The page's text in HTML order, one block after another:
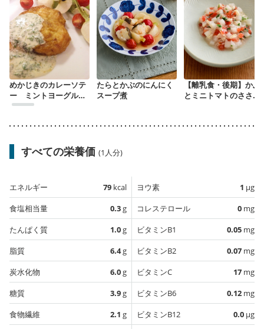
めかじきのカレーソテ
ー ミントヨーグルト
ソース
たらとかぶのにんにく
スープ煮
【離乳食・後期】かぶ
とミニトマトのささ身
すべての栄養価 (1人分)
エネルギー 79 kcal
食塩相当量
0.3g
たんぱく質
1.0g
脂質
6.4g
炭水化物
6.0g
糖質
3.9g
食物繊維
2.1 g
ヨウ素 1 µg
コレステロール
0 mg
ビタミンB1
0.05 mg
ビタミンB2
0.07 mg
ビタミンC
17 mg
ビタミンB6
0.12 mg
ビタミンB12
0.0 µg